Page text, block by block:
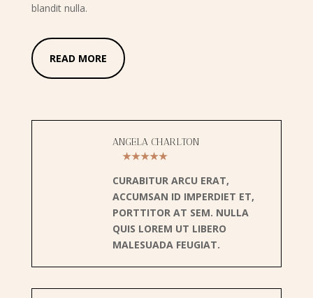
blandit nulla.
READ MORE
ANGELA CHARLTON
★★★★★
CURABITUR ARCU ERAT,
ACCUMSAN ID IMPERDIET ET,
PORTTITOR AT SEM. NULLA
QUIS LOREM UT LIBERO
MALESUADA FEUGIAT.